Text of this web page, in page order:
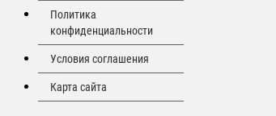
Политика
конфиденциальности
Условия соглашения
Карта сайта